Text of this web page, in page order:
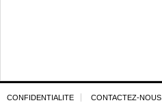
CONFIDENTIALITE CONTACTEZ-NOUS